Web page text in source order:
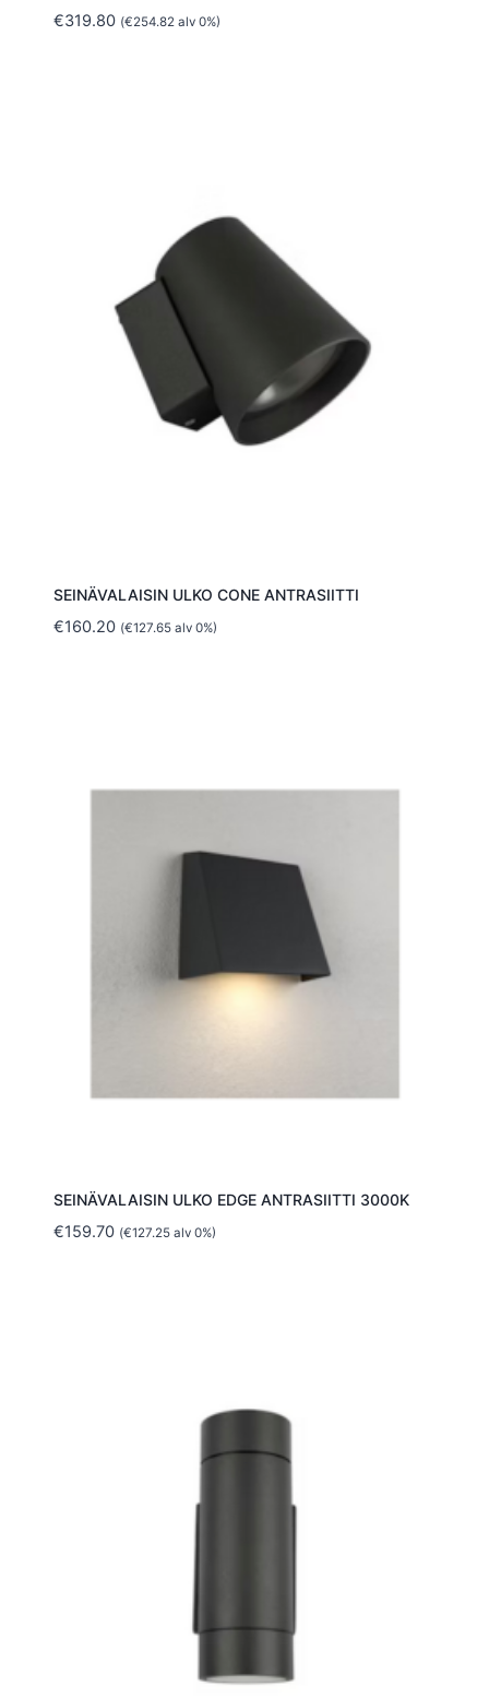
€319.80 (€254.82alv 0%)
SEINÄVALAISIN ULKO CONE ANTRASIITTI
€160.20 (€127.65alv 0%)
SEINÄVALAISIN ULKO EDGE ANTRASIITTI 3000K
€159.70 (€127.25alv 0%)